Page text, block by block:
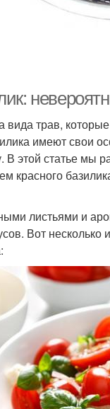
вида трав,
имеют свои
В этой статье мы
красного
листьями и
Вот